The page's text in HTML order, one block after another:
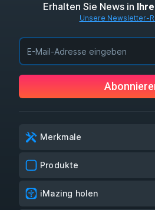
Erhalten Sie News in
Unsere Newsletter-
Merkmale
Produkte
iMazing holen